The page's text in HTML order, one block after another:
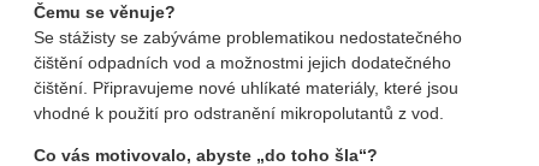
Čemu se věnuje?
Se stážisty se zabýváme problematikou nedostatečného
čištění odpadních vod a možnostmi jejich dodatečného
čištění. Připravujeme nové uhlíkaté materiály, které jsou
vhodné k použití pro odstranění mikropolutantů z vod.
Co vás motivovalo, abyste „do toho šla“?